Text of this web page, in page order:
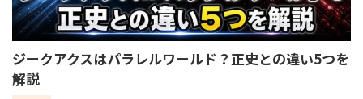
ジークアクスはパラレルワールド？正史との違い5つを
解説